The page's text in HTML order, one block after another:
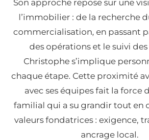
Son approche repose sur une
l’immobilier : de la recherche
commercialisation, en passant
des opérations et le suivi
Christophe s’implique
chaque étape. Cette proximité
avec ses équipes fait la force
familial qui a su grandir tout en
valeurs fondatrices : exigence,
ancrage local.